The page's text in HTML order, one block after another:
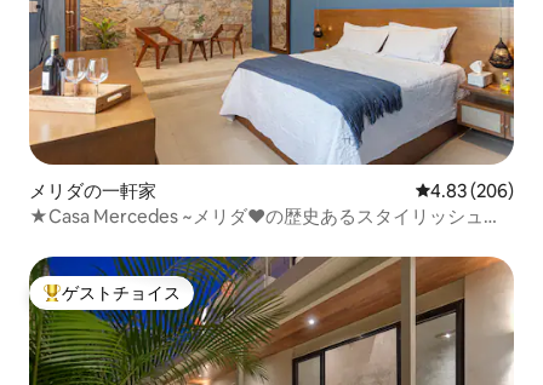
メリダの一軒家 レビュー206
4.83 (206)
★Casa Mercedes ~メリダ❤の歴史あるスタイリッシュな
大好評のゲストチョイスです。
ゲストチョイス